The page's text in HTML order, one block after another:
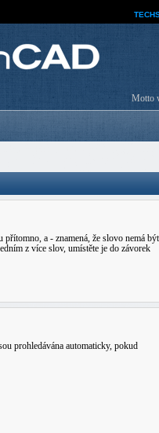
Motto
přítomno, a - znamená, že slovo nemá být
z více slov, umístěte je do závorek
prohledávána automaticky, pokud